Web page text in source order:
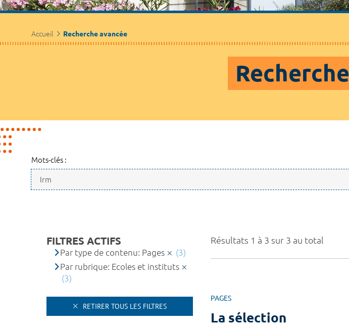
Accueil Recherche avancée
Mots-clés :
Résultats 1 à 3 sur 3 au total
PAGES
La sélection
FILTRES ACTIFS
Par type de contenu: Pages
(3)
Par rubrique: Ecoles et instituts
(3)
RETIRER TOUS LES FILTRES